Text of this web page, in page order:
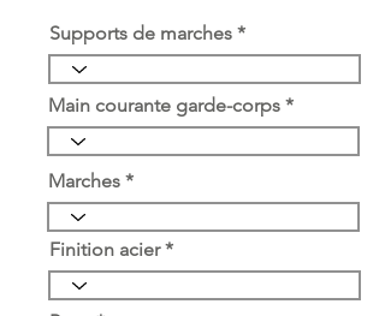
Supports de marches
Main courante garde-corps
Marches
Finition acier